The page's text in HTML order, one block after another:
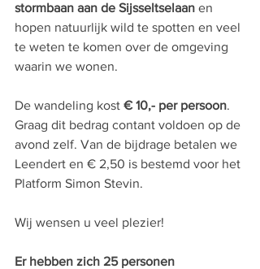
stormbaan aan de Sijsseltselaan en
hopen natuurlijk wild te spotten en veel
te weten te komen over de omgeving
waarin we wonen.
De wandeling kost € 10,- per persoon.
Graag dit bedrag contant voldoen op de
avond zelf. Van de bijdrage betalen we
Leendert en € 2,50 is bestemd voor het
Platform Simon Stevin.
Wij wensen u veel plezier!
Er hebben zich 25 personen